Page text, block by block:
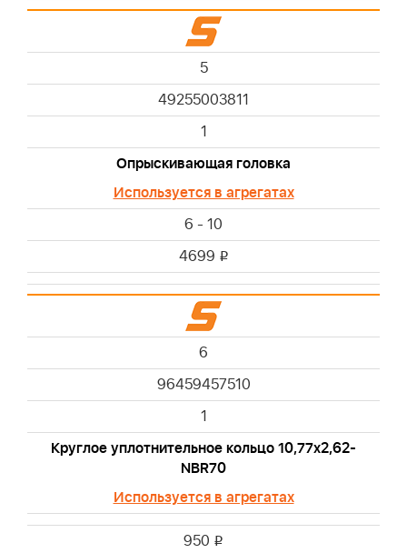
5
49255003811
1
Опрыскивающая головка
Используется в агрегатах
6 - 10
4699 i
6
96459457510
1
Круглое уплотнительное кольцо 10,77x2,62-
NBR70
Используется в агрегатах
950 i